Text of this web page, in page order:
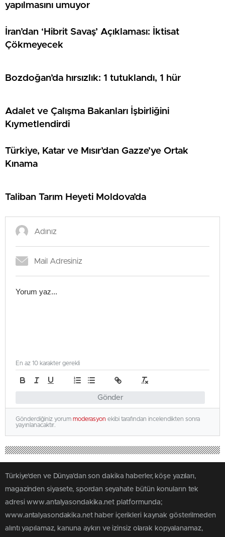
yapılmasını umuyor
İran’dan ‘Hibrit Savaş’ Açıklaması: İktisat
Çökmeyecek
Bozdoğan’da hırsızlık: 1 tutuklandı, 1 hür
Adalet ve Çalışma Bakanları İşbirliğini
Kıymetlendirdi
Türkiye, Katar ve Mısır’dan Gazze’ye Ortak
Kınama
Taliban Tarım Heyeti Moldova’da
Gönder
En az 10 karakter gerekli
Gönderdiğiniz yorum moderasyon ekibi tarafından incelendikten sonra
yayınlanacaktır.
Türkiye'den ve Dünya’dan son dakika haberler, köşe yazıları,
magazinden siyasete, spordan seyahate bütün konuların tek
adresi www.antalyasondakika.net platformunda;
www.antalyasondakika.net haber içerikleri kaynak gösterilmeden
alıntı yapılamaz, kanuna aykırı ve izinsiz olarak kopyalanamaz,